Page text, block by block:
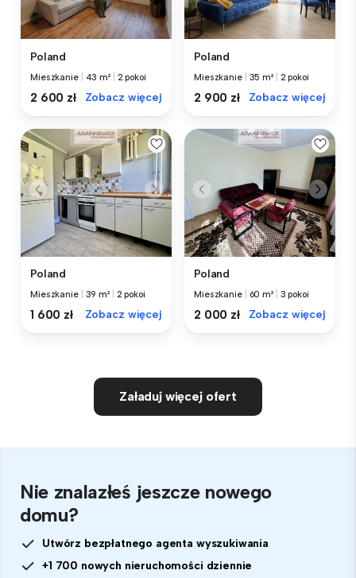
Poland
Mieszkanie 43 m² 2 pokoi
2 600 zł Zobacz więcej
Poland
Mieszkanie 35 m² 2 pokoi
2 900 zł Zobacz więcej
Poland
Mieszkanie 39 m² 2 pokoi
1 600 zł Zobacz więcej
Poland
Mieszkanie 60 m² 3 pokoi
2 000 zł Zobacz więcej
Załaduj więcej ofert
Nie znalazłeś jeszcze nowego
domu?
Utwórz bezpłatnego agenta wyszukiwania
+1 700 nowych nieruchomości dziennie